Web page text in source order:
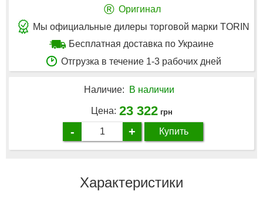
® Оригинал
Мы официальные дилеры торговой марки TORIN
Бесплатная доставка по Украине
Отгрузка в течение 1-3 рабочих дней
Наличие: В наличии
Цена: 23 322 грн
- + Купить
Характеристики